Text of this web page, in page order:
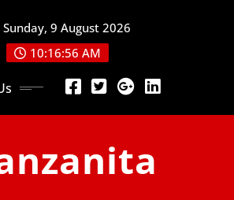
Sunday, 9 August 2026
10:16:57 AM